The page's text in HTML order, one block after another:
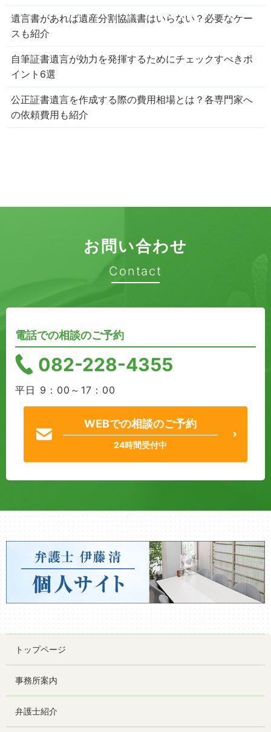
遺言書があれば遺産分割協議書はいらない？必要なケー
スも紹介
自筆証書遺言が効力を発揮するためにチェックすべきポ
イント6選
公正証書遺言を作成する際の費用相場とは？各専門家へ
の依頼費用も紹介
お問い合わせ
Contact
電話での相談のご予約
082-228-4355
平日 9：00～17：00
WEBでの相談のご予約
24時間受付中
トップページ
事務所案内
弁護士紹介